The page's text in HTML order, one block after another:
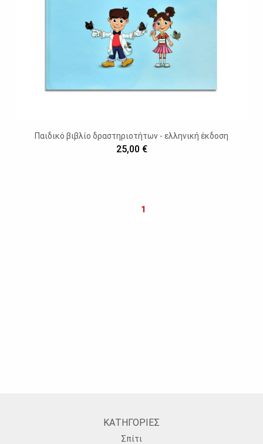
Παιδικό βιβλίο δραστηριοτήτων - ελληνική έκδοση
25,00 €
1
ΚΑΤΗΓΟΡΙΕΣ
Σπίτι